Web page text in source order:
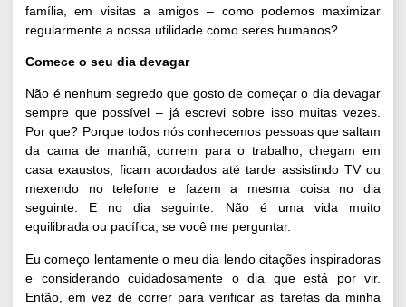
família, em visitas a amigos – como podemos maximizar
regularmente a nossa utilidade como seres humanos?
Comece o seu dia devagar
Não é nenhum segredo que gosto de começar o dia devagar
sempre que possível – já escrevi sobre isso muitas vezes.
Por que? Porque todos nós conhecemos pessoas que saltam
da cama de manhã, correm para o trabalho, chegam em
casa exaustos, ficam acordados até tarde assistindo TV ou
mexendo no telefone e fazem a mesma coisa no dia
seguinte. E no dia seguinte. Não é uma vida muito
equilibrada ou pacífica, se você me perguntar.
Eu começo lentamente o meu dia lendo citações inspiradoras
e considerando cuidadosamente o dia que está por vir.
Então, em vez de correr para verificar as tarefas da minha